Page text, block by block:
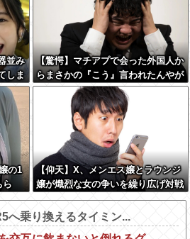
並み
しま
【驚愕】マチアプで会った外国人か
らまさかの『こう』言われたんやが
これワイ詰みか？？？？？？？
の1
ら
【仰天】X、メンエス嬢とラウンジ
嬢が熾烈な女の争いを繰り広げ対戦
型になってしまうw w w w w w w
w
へ乗り換えるタイミン...